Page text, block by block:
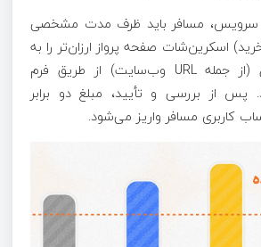
سرویس، مسافر باید ظرف مدت مشخصی
اسکرین‌شات صفحه پرواز ارزان‌تر را به
همراه جزئیات کامل (از جمله URL وب‌سایت) از طریق فرم
از بررسی و تأیید، مبلغ دو برابر
کاربری مسافر واریز می‌شود.